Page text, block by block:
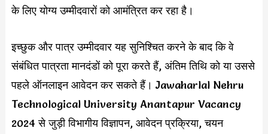
के लिए योग्य उम्मीदवारों को आमंत्रित कर रहा है।
इच्छुक और पात्र उम्मीदवार यह सुनिश्चित करने के बाद कि वे
संबंधित पात्रता मानदंडों को पूरा करते हैं, अंतिम तिथि को या उससे
पहले ऑनलाइन आवेदन कर सकते हैं। Jawaharlal Nehru
Technological University Anantapur Vacancy
2024 से जुड़ी विभागीय विज्ञापन, आवेदन प्रक्रिया, चयन